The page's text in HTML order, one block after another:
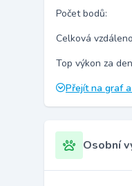
Počet bodů:
Celková
Top výkon za
Přejít na graf
Osobní